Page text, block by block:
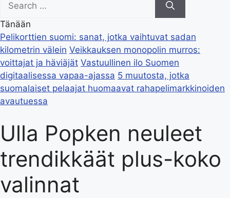
for:
Tänään
Pelikorttien suomi: sanat, jotka vaihtuvat sadan
kilometrin välein Veikkauksen monopolin murros:
voittajat ja häviäjät Vastuullinen ilo Suomen
digitaalisessa vapaa-ajassa 5 muutosta, jotka
suomalaiset pelaajat huomaavat rahapelimarkkinoiden
avautuessa
Ulla Popken neuleet
trendikkäät plus-koko
valinnat